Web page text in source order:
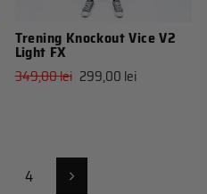
Trening Knockout Vice V2
Light FX
Pret
349,00 lei Pret
299,00 lei
4 Urmatorul